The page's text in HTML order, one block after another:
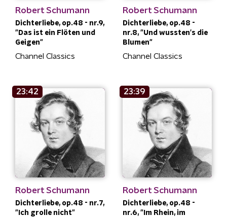
Robert Schumann
Dichterliebe, op.48 - nr.9,
"Das ist ein Flöten und
Geigen"
Channel Classics
Robert Schumann
Dichterliebe, op.48 -
nr.8, "Und wussten's die
Blumen"
Channel Classics
23:42
Robert Schumann
Dichterliebe, op.48 - nr.7,
"Ich grolle nicht"
23:39
Robert Schumann
Dichterliebe, op.48 -
nr.6, "Im Rhein, im